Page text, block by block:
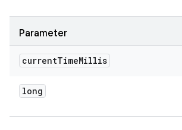
Parameter
currentTimeMillis
long